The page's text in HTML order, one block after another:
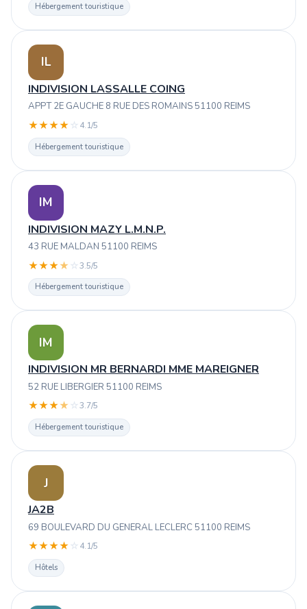
Hébergement touristique
IL
INDIVISION LASSALLE COING
APPT 2E GAUCHE 8 RUE DES ROMAINS 51100 REIMS
★★★★ ☆ 4.1/5
Hébergement touristique
IM
INDIVISION MAZY L.M.N.P.
43 RUE MALDAN 51100 REIMS
★★★★ ☆3.5/5
Hébergement touristique
IM
INDIVISION MR BERNARDI MME MAREIGNER
52 RUE LIBERGIER 51100 REIMS
★★★★ ☆3.7/5
Hébergement touristique
J
JA2B
69 BOULEVARD DU GENERAL LECLERC 51100 REIMS
★★★★ ☆ 4.1/5
Hôtels